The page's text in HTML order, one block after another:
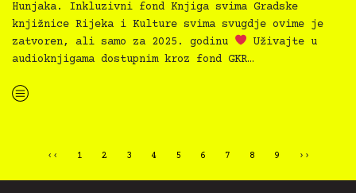
Hunjaka. Inkluzivni fond Knjiga svima Gradske
knjižnice Rijeka i Kulture svima svugdje ovime je
zatvoren, ali samo za 2025. godinu
Uživajte u
audioknjigama dostupnim kroz fond GKR…
“Knjiga svima 2025 — predstavljanje inkluzivnih verzija knjiga Kora i začarani izvor i Kaleidoskop”
‹‹ 1 2 3 4 5 6 7 8 9 ››